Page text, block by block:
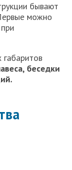
бывают
можно
беседки